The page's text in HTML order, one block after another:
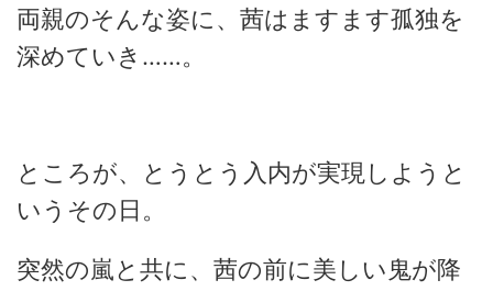
両親のそんな姿に、茜はますます孤独を
深めていき……。
ところが、とうとう入内が実現しようと
いうその日。
突然の嵐と共に、茜の前に美しい鬼が降